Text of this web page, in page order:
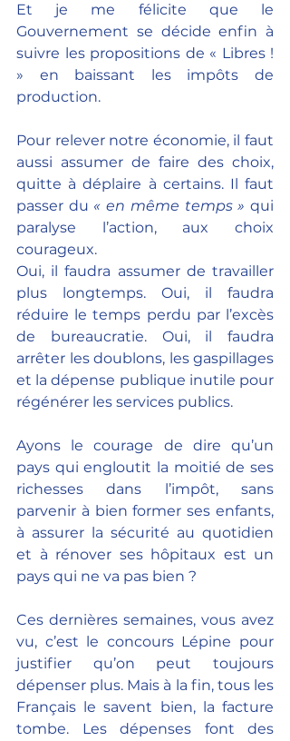
Et je me félicite que le
Gouvernement se décide enfin à
suivre les propositions de « Libres !
» en baissant les impôts de
production.
Pour relever notre économie, il faut
aussi assumer de faire des choix,
quitte à déplaire à certains. Il faut
passer du « en même temps » qui
paralyse l’action, aux choix
courageux.
Oui, il faudra assumer de travailler
plus longtemps. Oui, il faudra
réduire le temps perdu par l’excès
de bureaucratie. Oui, il faudra
arrêter les doublons, les gaspillages
et la dépense publique inutile pour
régénérer les services publics.
Ayons le courage de dire qu’un
pays qui engloutit la moitié de ses
richesses dans l’impôt, sans
parvenir à bien former ses enfants,
à assurer la sécurité au quotidien
et à rénover ses hôpitaux est un
pays qui ne va pas bien ?
Ces dernières semaines, vous avez
vu, c’est le concours Lépine pour
justifier qu’on peut toujours
dépenser plus. Mais à la fin, tous les
Français le savent bien, la facture
tombe. Les dépenses font des